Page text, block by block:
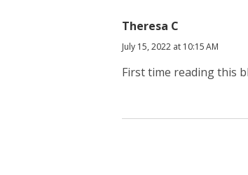
Theresa C
July 15, 2022 at 10:15 AM
First time reading this